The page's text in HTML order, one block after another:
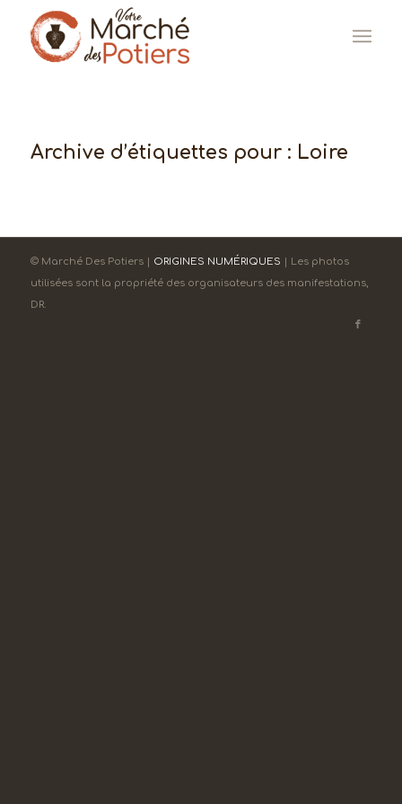
Archive d’étiquettes pour : Loire
© Marché Des Potiers | ORIGINES NUMÉRIQUES | Les photos
utilisées sont la propriété des organisateurs des manifestations,
DR.